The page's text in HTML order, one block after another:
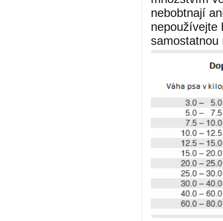
nebobtnají
nepoužívejte
samostatnou